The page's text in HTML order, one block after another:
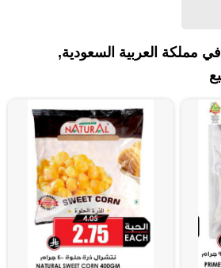
مملكة العربية السعودية,